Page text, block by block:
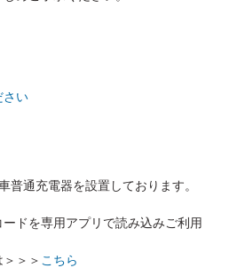
さい
普通充電器を設置しております。
ドを専用アプリで読み込みご利用
＞＞ こちら